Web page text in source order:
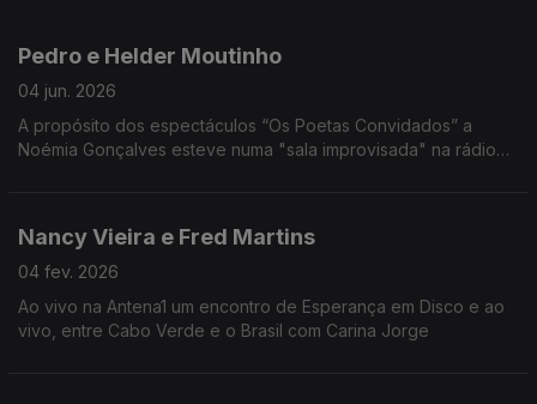
Pedro e Helder Moutinho
04 jun. 2026
A propósito dos espectáculos “Os Poetas Convidados” a
Noémia Gonçalves esteve numa "sala improvisada" na rádio
Nancy Vieira e Fred Martins
04 fev. 2026
Ao vivo na Antena1 um encontro de Esperança em Disco e ao
vivo, entre Cabo Verde e o Brasil com Carina Jorge